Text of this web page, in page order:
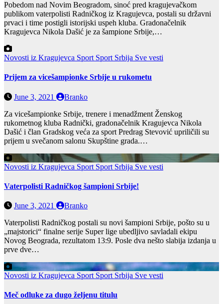
Pobedom nad Novim Beogradom, sinoć pred kragujevačkom
publikom vaterpolisti Radničkog iz Kragujevca, postali su državni
prvaci i time postigli istorijski uspeh kluba. Gradonačelnik
Kragujevca Nikola Dašić je za šampione Srbije,…
Novosti iz Kragujevca Sport Sport Srbija Sve vesti
Prijem za vicešampionke Srbije u rukometu
June 3, 2021
Branko
Za vicešampionke Srbije, trenere i menadžment Ženskog
rukometnog kluba Radnički, gradonačelnik Kragujevca Nikola
Dašić i član Gradskog veća za sport Predrag Stevović upriličili su
prijem u svečanom salonu Skupštine grada.…
Novosti iz Kragujevca Sport Sport Srbija Sve vesti
Vaterpolisti Radničkog šampioni Srbije!
June 3, 2021
Branko
Vaterpolisti Radničkog postali su novi šampioni Srbije, pošto su u
„majstorici“ finalne serije Super lige ubedljivo savladali ekipu
Novog Beograda, rezultatom 13:9. Posle dva nešto slabija izdanja u
prve dve…
Novosti iz Kragujevca Sport Sport Srbija Sve vesti
Meč odluke za dugo željenu titulu